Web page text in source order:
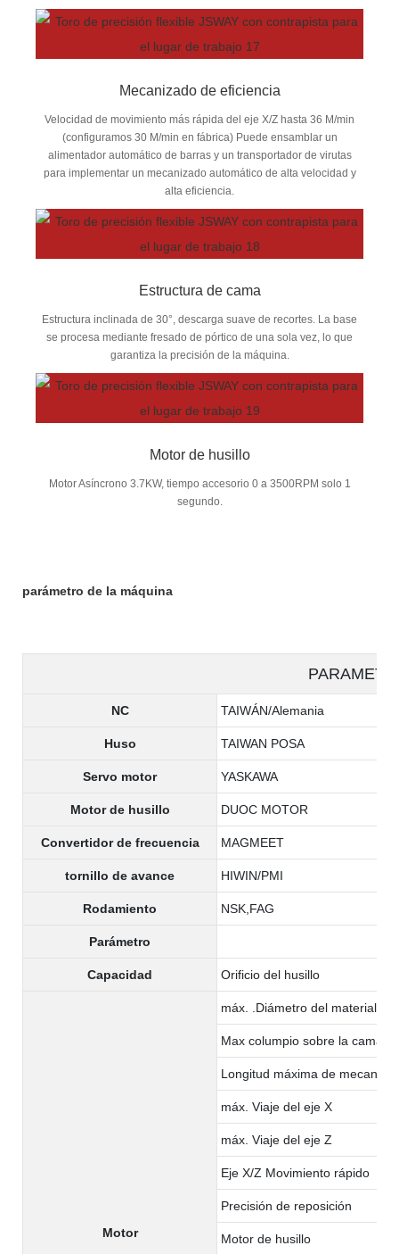
Mecanizado de eficiencia
Velocidad de movimiento más rápida del eje X/Z hasta 36 M/min
(configuramos 30 M/min en fábrica) Puede ensamblar un
alimentador automático de barras y un transportador de virutas
para implementar un mecanizado automático de alta velocidad y
alta eficiencia.
Estructura de cama
Estructura inclinada de 30°, descarga suave de recortes. La base
se procesa mediante fresado de pórtico de una sola vez, lo que
garantiza la precisión de la máquina.
Motor de husillo
Motor Asíncrono 3.7KW, tiempo accesorio 0 a 3500RPM solo 1
segundo.
parámetro de la máquina
NC TAIWÁN/Alemania
Huso TAIWAN POSA
Servo motor YASKAWA
Motor de husillo DUOC MOTOR
Convertidor de frecuencia MAGMEET
tornillo de avance HIWIN/PMI
Rodamiento NSK,FAG
Parámetro
Capacidad Orificio del husillo
Motor
máx. .Diámetro del material:
Max columpio sobre la cama
Longitud máxima de
máx. Viaje del eje X
máx. Viaje del eje Z
Eje X/Z Movimiento rápido
Precisión de reposición
Motor de husillo